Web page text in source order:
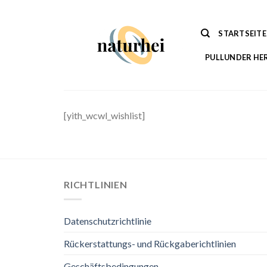
STARTSEITE
PULLUNDER
[yith_wcwl_wishlist]
RICHTLINIEN
Datenschutzrichtlinie
Rückerstattungs- und Rückgaberichtlinien